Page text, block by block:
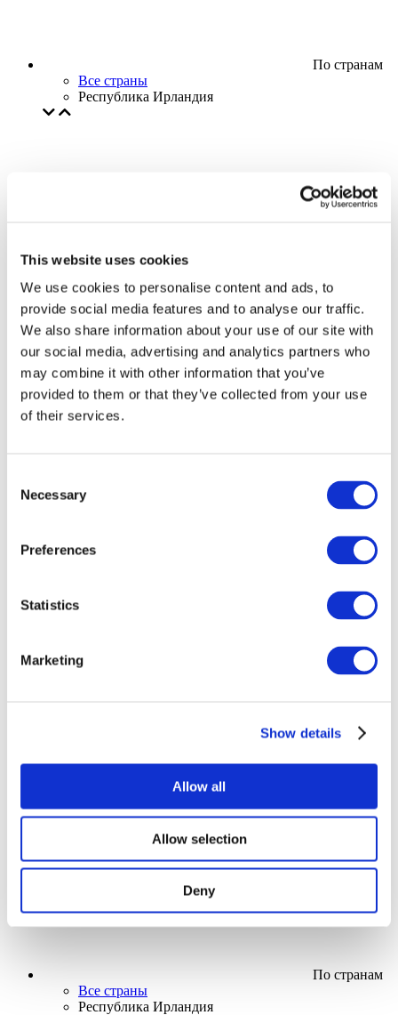
This website uses cookies
We use cookies to personalise content and ads, to
provide social media features and to analyse our traffic.
We also share information about your use of our site with
our social media, advertising and analytics partners who
may combine it with other information that you’ve
provided to them or that they’ve collected from your use
of their services.
Selection
Necessary
Preferences
Statistics
Marketing
Show details
Allow all
Allow selection
Deny
По странам
Все страны
Республика Ирландия
Творческий вечер
Наше спецпредложение
Применить
По странам
Все страны
Республика Ирландия